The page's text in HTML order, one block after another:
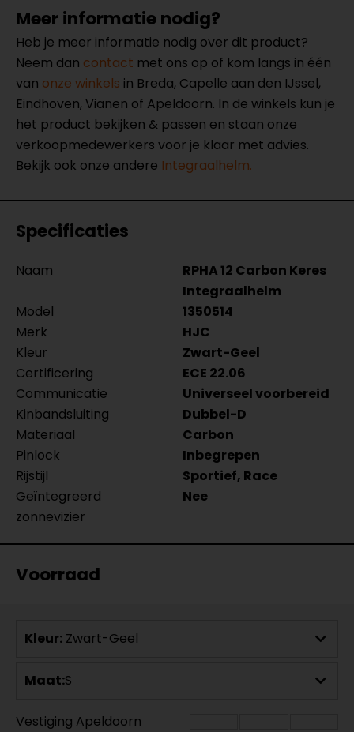
Meer informatie nodig?
Heb je meer informatie nodig over dit product?
Neem dan contact met ons op of kom langs in één
van onze winkels in Breda, Capelle aan den IJssel,
Eindhoven, Vianen of Apeldoorn. In de winkels kun je
het product bekijken & passen en staan onze
verkoopmedewerkers voor je klaar met advies.
Bekijk ook onze andere Integraalhelm.
Specificaties
Naam
RPHA 12 Carbon Keres
Integraalhelm
Model
1350514
Merk
HJC
Kleur
Zwart-Geel
Certificering
ECE 22.06
Communicatie
Universeel voorbereid
Kinbandsluiting
Dubbel-D
Materiaal
Carbon
Pinlock
Inbegrepen
Rijstijl
Sportief, Race
Geïntegreerd
zonnevizier
Nee
Voorraad
Kleur: Zwart-Geel
Maat:S
Vestiging Apeldoorn